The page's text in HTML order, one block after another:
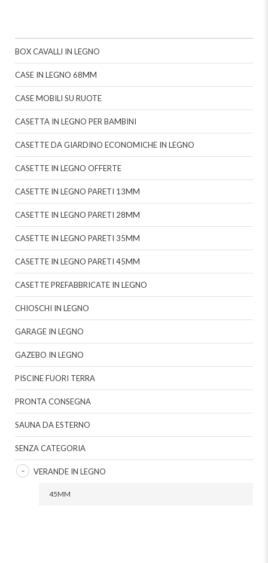
BOX CAVALLI IN LEGNO
CASE IN LEGNO 68MM
CASE MOBILI SU RUOTE
CASETTA IN LEGNO PER BAMBINI
CASETTE DA GIARDINO ECONOMICHE IN LEGNO
CASETTE IN LEGNO OFFERTE
CASETTE IN LEGNO PARETI 13MM
CASETTE IN LEGNO PARETI 28MM
CASETTE IN LEGNO PARETI 35MM
CASETTE IN LEGNO PARETI 45MM
CASETTE PREFABBRICATE IN LEGNO
CHIOSCHI IN LEGNO
GARAGE IN LEGNO
GAZEBO IN LEGNO
PISCINE FUORI TERRA
PRONTA CONSEGNA
SAUNA DA ESTERNO
SENZA CATEGORIA
VERANDE IN LEGNO
45MM